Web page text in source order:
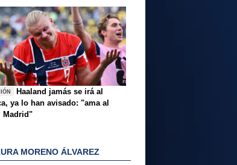
Haaland jamás se irá al
ya lo han avisado: "ama al
Madrid"
MORENO ÁLVAREZ